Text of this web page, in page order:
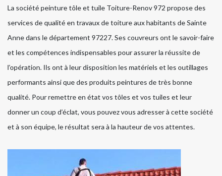
La société peinture tôle et tuile Toiture-Renov 972 propose des
services de qualité en travaux de toiture aux habitants de Sainte
Anne dans le département 97227. Ses couvreurs ont le savoir-faire
et les compétences indispensables pour assurer la réussite de
l’opération. Ils ont à leur disposition les matériels et les outillages
performants ainsi que des produits peintures de très bonne
qualité. Pour remettre en état vos tôles et vos tuiles et leur
donner un coup d’éclat, vous pouvez vous adresser à cette société
et à son équipe, le résultat sera à la hauteur de vos attentes.